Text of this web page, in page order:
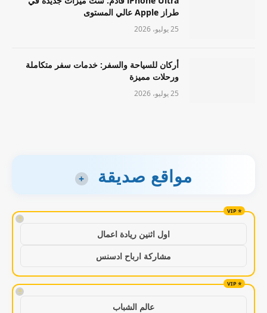
طراز Apple عالي المستوى
25 يوليو، 2026
أركان للسياحة والسفر: خدمات سفر متكاملة
ورحلات مميزة
25 يوليو، 2026
مواقع صديقة +
!
اول اثنين ريادة اعمال
مشاركة ارباح ادسنس
!
عالم الشباب